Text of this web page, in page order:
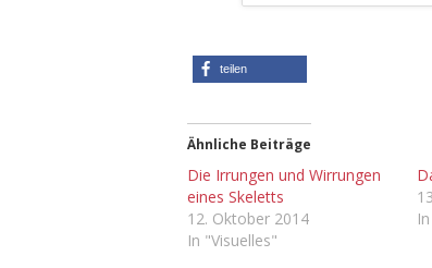
teilen
Ähnliche Beiträge
Die Irrungen und Wirrungen
eines Skeletts
12. Oktober 2014
In "Visuelles"